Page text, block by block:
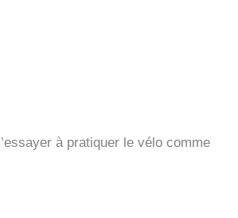
à pratiquer le vélo comme